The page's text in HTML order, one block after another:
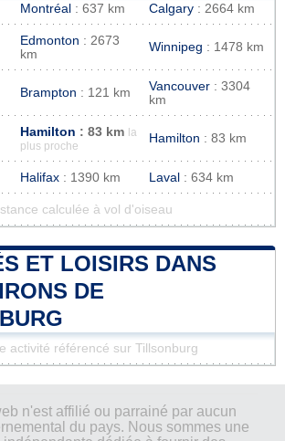
Montréal : 637 km Calgary : 2664 km
Edmonton : 2673
km
Winnipeg : 1478 km
Brampton : 121 km Vancouver : 3304
km
Hamilton : 83 km
la
plus proche
Hamilton : 83 km
Halifax : 1390 km Laval : 634 km
calculée à vol d'oiseau
ET LOISIRS DANS
DE
activité référencé sur Tillsonburg
n'est affilié ou parrainé par aucun
du pays. Nous sommes une